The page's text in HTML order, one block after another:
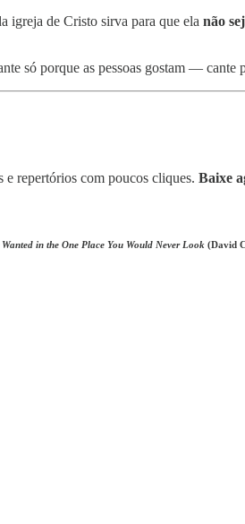
igreja de Cristo sirva para que ela não
só porque as pessoas gostam — cante
e repertórios com poucos cliques. Baixe
in the One Place You Would Never Look (David